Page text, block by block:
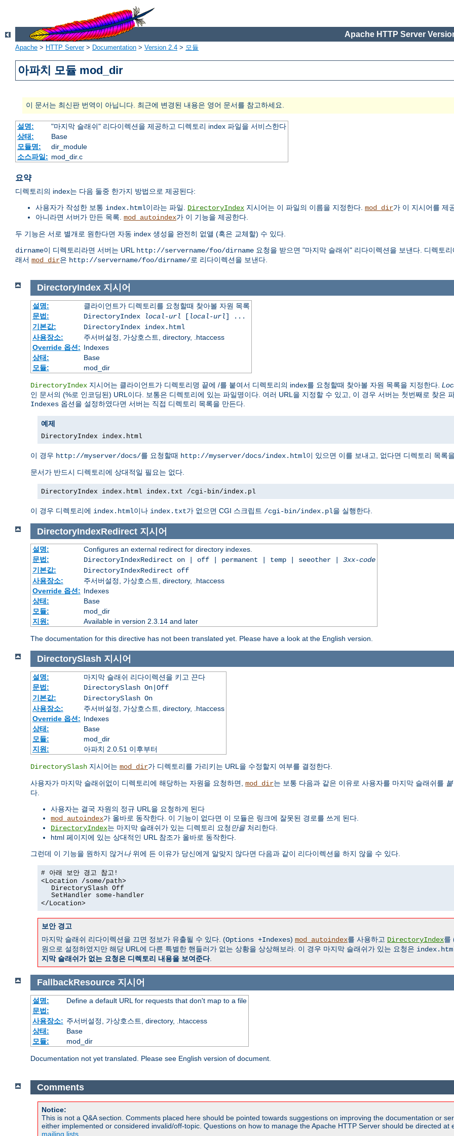
Apache HTTP Server
Apache > HTTP Server> Documentation > Version 2.4 > 모듈
아파치 모듈 mod_dir
이 문서는 최신판 번역이 아닙니다. 최근에 변경된 내용은 영어 문서를 참고하세요.
설명:
"마지막 슬래쉬" 리다이렉션을 제공하고 디렉토리 index 파일을 서비스한다
상태:
Base
모듈명:
dir_module
소스파일: mod_dir.c
요약
디렉토리의 index는 다음 둘중 한가지 방법으로 제공된다:
사용자가 작성한 보통 index.html이라는 파일. DirectoryIndex 지시어는 이 파일의 이름을 지정한다. mod_dir가 이 지시어를 제
아니라면 서버가 만든 목록. mod_autoindex가 이 기능을 제공한다.
두 기능은 서로 별개로 원한다면 자동 index 생성을 완전히 없앨 (혹은 교체할) 수 있다.
dirname이 디렉토리라면 서버는 URL http://servername/foo/dirname 요청을 받으면 "마지막 슬래쉬" 리다이렉션을 보낸다. 디렉토
래서 mod_dir은 http://servername/foo/dirname/로 리다이렉션을 보낸다.
DirectoryIndex 지시어
설명:
클라이언트가 디렉토리를 요청할때 찾아볼 자원 목록
문법:
DirectoryIndex local-url [ local-url] ...
기본값:
DirectoryIndex index.html
사용장소:
주서버설정, 가상호스트, directory, .htaccess
Override 옵션: Indexes
상태:
Base
모듈:
mod_dir
DirectoryIndex 지시어는 클라이언트가 디렉토리명 끝에 /를 붙여서 디렉토리의 index를 요청할때 찾아볼 자원 목록을 지정한다.
인 문서의 (%로 인코딩된) URL이다. 보통은 디렉토리에 있는 파일명이다. 여러 URL을 지정할 수 있고, 이 경우 서버는 첫번째로 찾은
Indexes 옵션을 설정하였다면 서버는 직접 디렉토리 목록을 만든다.
예제
DirectoryIndex index.html
이 경우 http://myserver/docs/를 요청할때 http://myserver/docs/index.html이 있으면 이를 보내고, 없다면 디렉토리 목록
문서가 반드시 디렉토리에 상대적일 필요는 없다.
DirectoryIndex index.html index.txt /cgi-bin/index.pl
이 경우 디렉토리에 index.html이나 index.txt가 없으면 CGI 스크립트 /cgi-bin/index.pl을 실행한다.
DirectoryIndexRedirect 지시어
설명:
Configures an external redirect for directory indexes.
문법:
DirectoryIndexRedirect on | off | permanent | temp | seeother | 3xx-code
기본값:
DirectoryIndexRedirect off
사용장소:
주서버설정, 가상호스트, directory, .htaccess
Override 옵션: Indexes
상태:
Base
모듈:
mod_dir
지원:
Available in version 2.3.14 and later
The documentation for this directive has not been translated yet. Please have a look at the English version.
DirectorySlash 지시어
설명:
마지막 슬래쉬 리다이렉션을 키고 끈다
문법:
DirectorySlash On|Off
기본값:
DirectorySlash On
사용장소:
주서버설정, 가상호스트, directory, .htaccess
Override 옵션: Indexes
상태:
Base
모듈:
mod_dir
지원:
아파치 2.0.51 이후부터
DirectorySlash 지시어는 mod_dir가 디렉토리를 가리키는 URL을 수정할지 여부를 결정한다.
사용자가 마지막 슬래쉬없이 디렉토리에 해당하는 자원을 요청하면, mod_dir는 보통 다음과 같은 이유로 사용자를 마지막 슬래쉬를
다.
사용자는 결국 자원의 정규 URL을 요청하게 된다
mod_autoindex가 올바로 동작한다. 이 기능이 없다면 이 모듈은 링크에 잘못된 경로를 쓰게 된다.
DirectoryIndex는 마지막 슬래쉬가 있는 디렉토리 요청 만을 처리한다.
html 페이지에 있는 상대적인 URL 참조가 올바로 동작한다.
그런데 이 기능을 원하지 않거 나위에 든 이유가 당신에게 알맞지 않다면 다음과 같이 리다이렉션을 하지 않을 수 있다.
# 아래 보안 경고 참고!
<Location /some/path>
DirectorySlash Off
SetHandler some-handler
</Location>
보안 경고
마지막 슬래쉬 리다이렉션을 끄면 정보가 유출될 수 있다. (Options +Indexes) mod_autoindex를 사용하고 DirectoryIndex를
원으로 설정하였지만 해당 URL에 다른 특별한 핸들러가 없는 상황을 상상해보라. 이 경우 마지막 슬래쉬가 있는 요청은
지막 슬래쉬가 없는 요청은 디렉토리 내용을 보여준다.
FallbackResource 지시어
설명:
Define a default URL for requests that don't map to a file
문법:
사용장소: 주서버설정, 가상호스트, directory, .htaccess
상태:
Base
모듈:
mod_dir
Documentation not yet translated. Please see English version of document.
Comments
Notice:
This is not a Q&A section. Comments placed here should be pointed towards suggestions on improving the documentation or
either implemented or considered invalid/off-topic. Questions on how to manage the Apache HTTP Server should be directed
mailing lists